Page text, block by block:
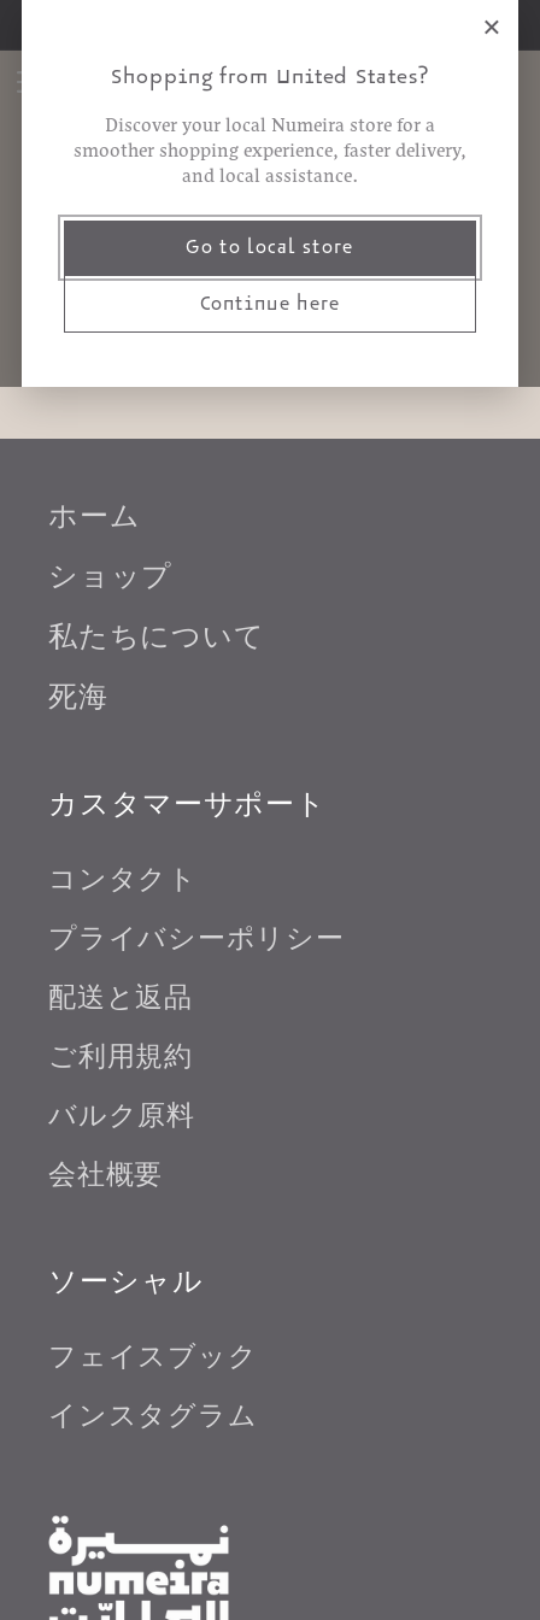
番号
ホーム
ショップ
私たちについて
死海
カスタマーサポート
コンタクト
プライバシーポリシー
配送と返品
ご利用規約
バルク原料
会社概要
ソーシャル
フェイスブック
インスタグラム
×
Shopping from United States?
Discover your local Numeira store for a
smoother shopping experience, faster delivery,
and local assistance.
Go to local store
Continue here